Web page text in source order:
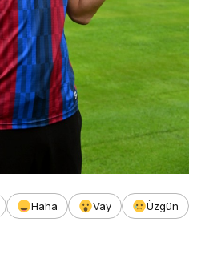
Haha Vay
Üzgün